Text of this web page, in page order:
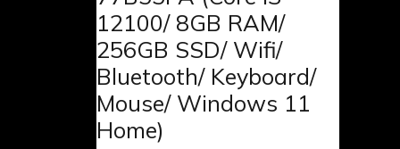
12100/ 8GB RAM/
256GB SSD/ Wifi/
Bluetooth/ Keyboard/
Mouse/ Windows 11
Home)